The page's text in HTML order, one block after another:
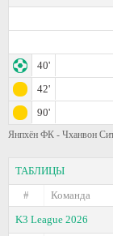
40'
42'
90'
Янпхён ФК - Чханвон
ТАБЛИЦЫ
#
Команда
K3 League 2026